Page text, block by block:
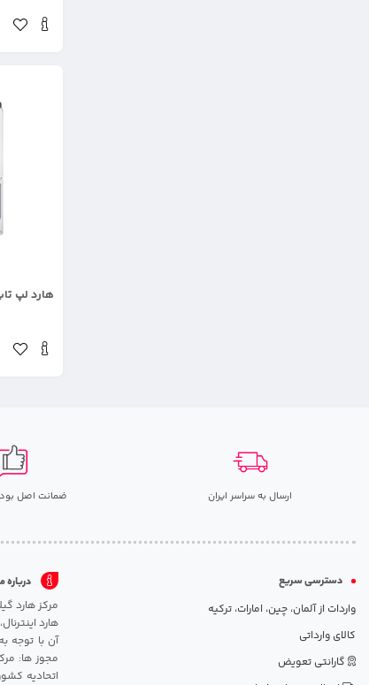
هارد لپ تاپ
ارسال به سراسر ایران ضمانت اصل
دسترسی سریع
واردات از آلمان، چین، امارات، ترکیه
کالای وارداتی
گارانتی تعویض
درباره
هارد
آن با توجه
مجوز ها:
اتحادیه